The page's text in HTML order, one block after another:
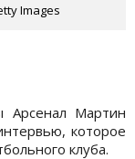
Images
Арсенал Мартин
которое
клуба.